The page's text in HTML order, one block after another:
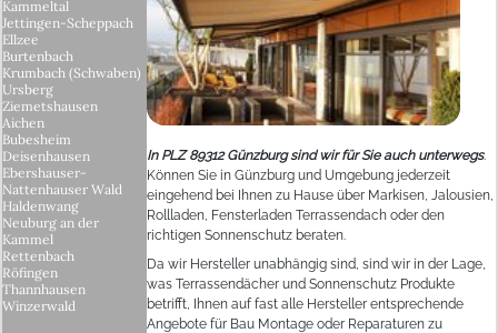
In PLZ 89312 Günzburg sind wir für Sie auch unterwegs.
Können Sie in Günzburg und Umgebung jederzeit
eingehend bei Ihnen zu Hause über Markisen, Jalousien,
Rollladen, Fensterladen Terrassendach oder den
richtigen Sonnenschutz beraten.
Da wir Hersteller unabhängig sind, sind wir in der Lage,
was Terrassendächer und Sonnenschutz Produkte
betrifft, Ihnen auf fast alle Hersteller entsprechende
Angebote für Bau Montage oder Reparaturen zu
Kammeltal
Jettingen-Scheppach
Ellzee
Burtenbach
Krumbach (Schwaben)
Ursberg
Ziemetshausen
Aichen
Bubesheim
Deisenhausen
Ebershauser-
Nattenhauser Wald
Haldenwang
Neuburg an der
Kammel
Rettenbach
Röfingen
Thannhausen
Winzerwald